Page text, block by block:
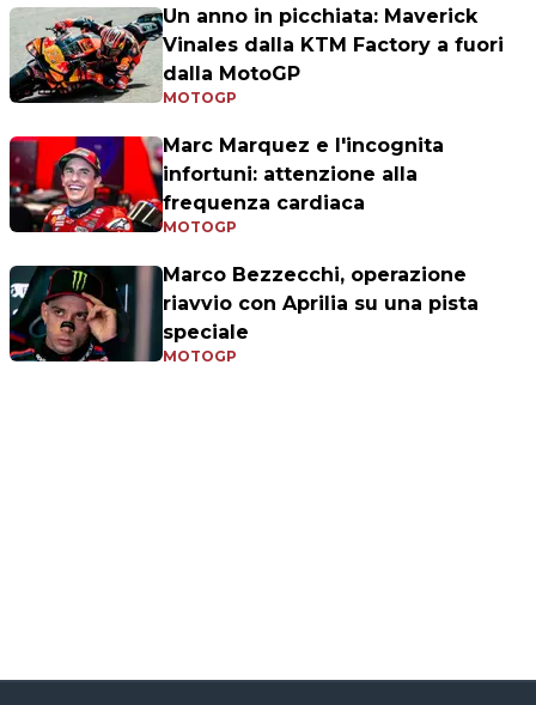
Un anno in picchiata: Maverick
Vinales dalla KTM Factory a fuori
dalla MotoGP
MOTOGP
Marc Marquez e l'incognita
infortuni: attenzione alla
frequenza cardiaca
MOTOGP
Marco Bezzecchi, operazione
riavvio con Aprilia su una pista
speciale
MOTOGP